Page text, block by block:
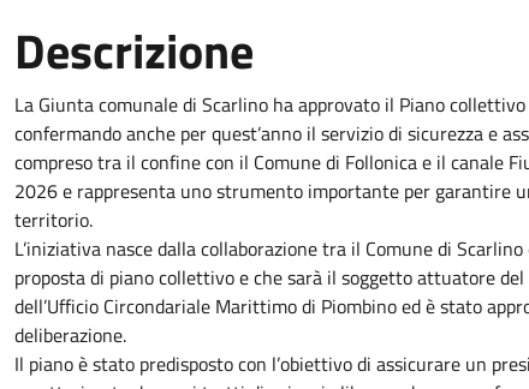
Descrizione
La Giunta comunale di Scarlino ha approvato il Piano
confermando anche per quest’anno il servizio di sicurezza e
compreso tra il confine con il Comune di Follonica e il canale
2026 e rappresenta uno strumento importante per garantire
territorio.
L’iniziativa nasce dalla collaborazione tra il Comune di
proposta di piano collettivo e che sarà il soggetto attuatore
dell’Ufficio Circondariale Marittimo di Piombino ed è stato
deliberazione.
Il piano è stato predisposto con l’obiettivo di assicurare un